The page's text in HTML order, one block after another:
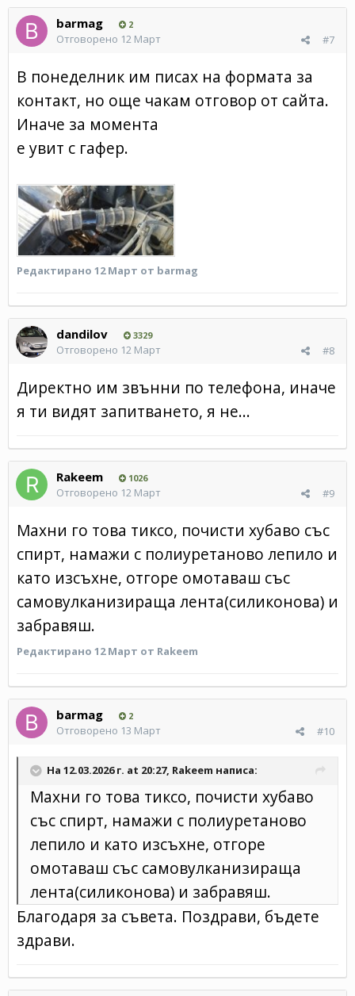
barmag 2
#7
Отговорено 12 Март
В понеделник им писах на формата за
контакт, но още чакам отговор от сайта.
Иначе за момента
е увит с гафер.
Редактирано 12 Март от barmag
dandilov 3329
#8
Отговорено 12 Март
Директно им звънни по телефона, иначе
я ти видят запитването, я не...
Rakeem 1026
#9
Отговорено 12 Март
Махни го това тиксо, почисти хубаво със
спирт, намажи с полиуретаново лепило и
като изсъхне, отгоре омотаваш със
самовулканизираща лента(силиконова) и
забравяш.
Редактирано 12 Март от Rakeem
barmag 2
#10
Отговорено 13 Март
На 12.03.2026 г. at 20:27, Rakeem написа:
Махни го това тиксо, почисти хубаво
със спирт, намажи с полиуретаново
лепило и като изсъхне, отгоре
омотаваш със самовулканизираща
лента(силиконова) и забравяш.
Благодаря за съвета. Поздрави, бъдете
здрави.